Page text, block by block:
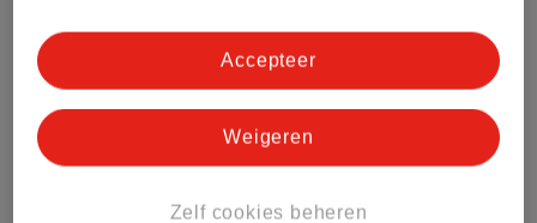
Bestel & Bezorginformatie
Bekijk ook
Zelf cookies beheren
Weigeren
Accepteer